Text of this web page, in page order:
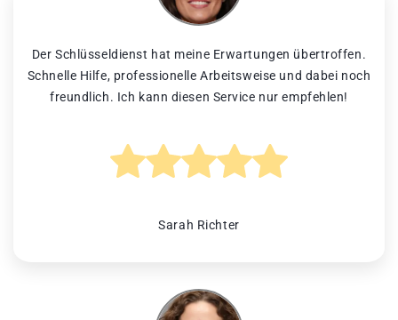
Der Schlüsseldienst hat meine Erwartungen übertroffen.
Schnelle Hilfe, professionelle Arbeitsweise und dabei noch
freundlich. Ich kann diesen Service nur empfehlen!
Sarah Richter